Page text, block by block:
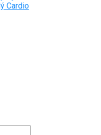
Cardio